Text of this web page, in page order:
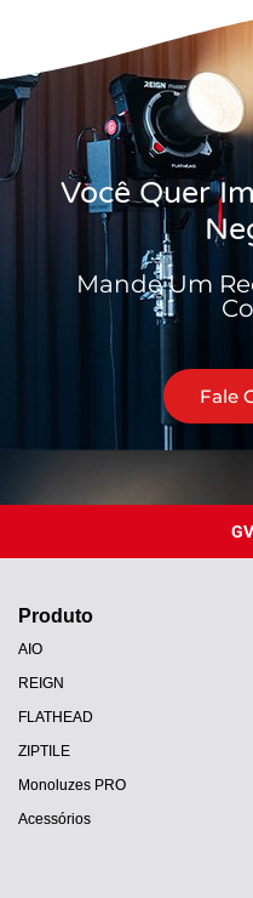
Você Quer
Mande Um
Fale
Produto
AIO
REIGN
FLATHEAD
ZIPTILE
Monoluzes PRO
Acessórios